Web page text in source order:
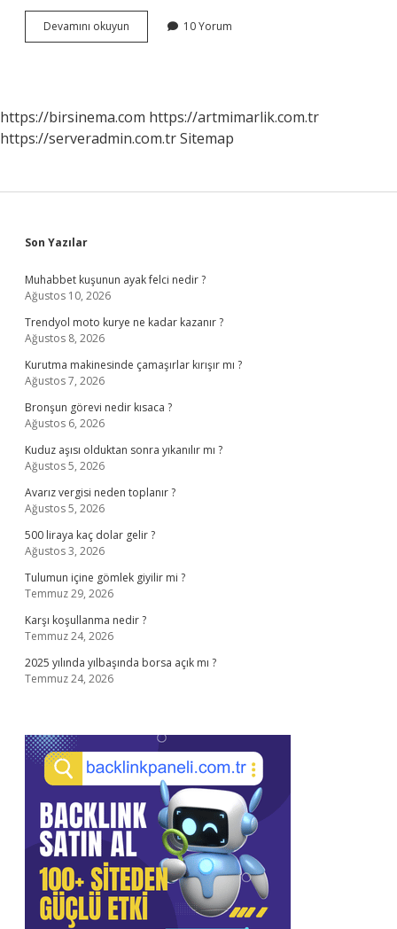
Devamını okuyun
Astrolojide
10 Yorum
https://birsinema.com https://artmimarlik.com.tr
https://serveradmin.com.trSitemap
Sidebar
Son Yazılar
Muhabbet kuşunun ayak felci nedir ?
Ağustos 10, 2026
Trendyol moto kurye ne kadar kazanır ?
Ağustos 8, 2026
Kurutma makinesinde çamaşırlar kırışır mı ?
Ağustos 7, 2026
Bronşun görevi nedir kısaca ?
Ağustos 6, 2026
Kuduz aşısı olduktan sonra yıkanılır mı ?
Ağustos 5, 2026
Avarız vergisi neden toplanır ?
Ağustos 5, 2026
500 liraya kaç dolar gelir ?
Ağustos 3, 2026
Tulumun içine gömlek giyilir mi ?
Temmuz 29, 2026
Karşı koşullanma nedir ?
Temmuz 24, 2026
2025 yılında yılbaşında borsa açık mı ?
Temmuz 24, 2026